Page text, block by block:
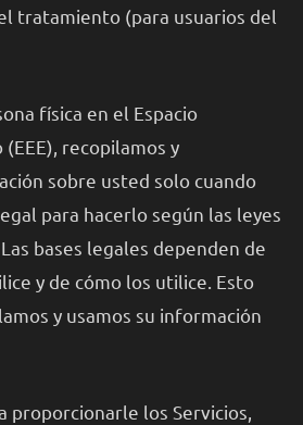
tratamiento (para usuarios del
física en el Espacio
recopilamos y
sobre usted solo cuando
para hacerlo según las leyes
bases legales dependen de
y de cómo los utilice. Esto
y usamos su información
proporcionarle los Servicios,